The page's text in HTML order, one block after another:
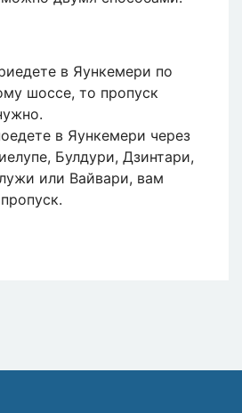
в Яункемери по
шоссе, то пропуск
в Яункемери через
Булдури, Дзинтари,
или Вайвари, вам